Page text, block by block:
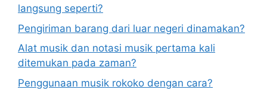
langsung seperti?
Pengiriman barang dari luar negeri dinamakan?
Alat musik dan notasi musik pertama kali
ditemukan pada zaman?
Penggunaan musik rokoko dengan cara?